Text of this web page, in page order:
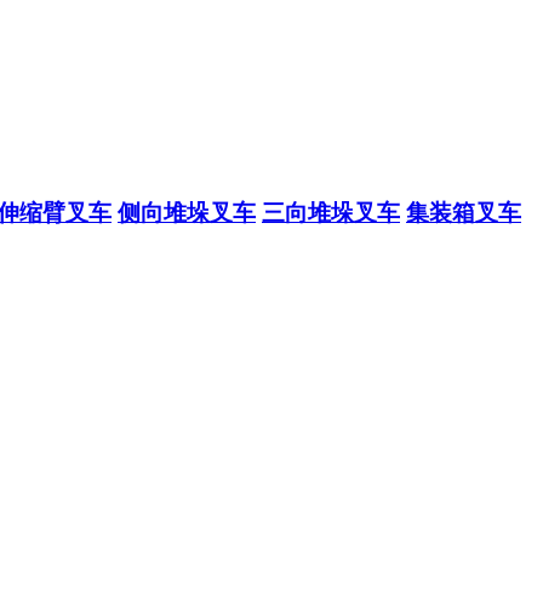
缩臂叉车 侧向堆垛叉车 三向堆垛叉车 集装箱叉车